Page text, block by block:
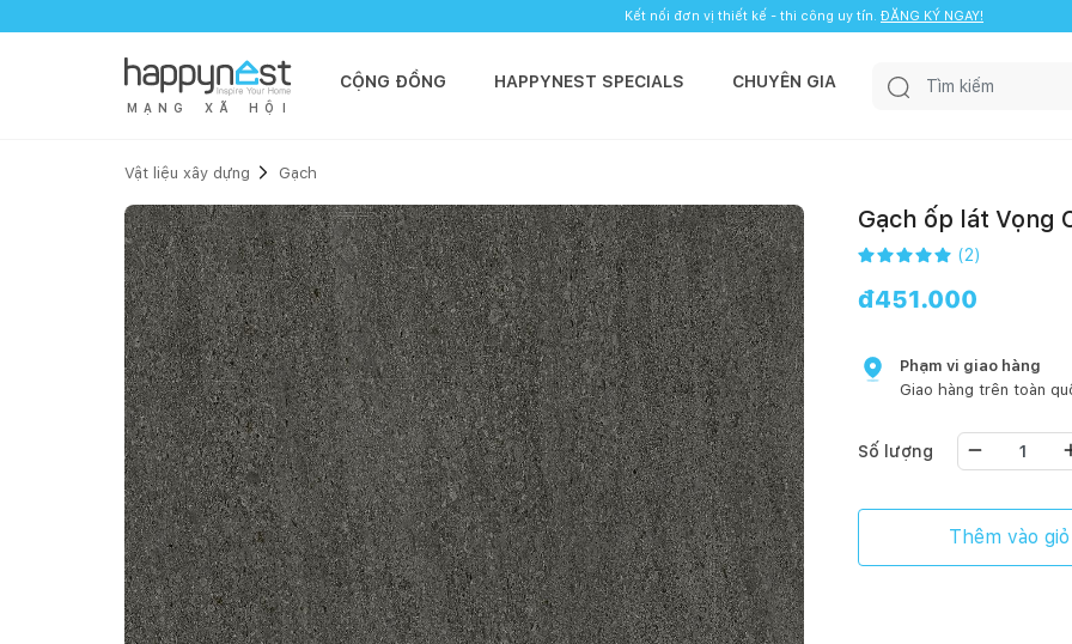
Kết nối đơn vị thiết kế - thi công uy tín. ĐĂNG KÝ NGAY!
M Ạ N G X Ã H Ộ I
CỘNG ĐỒNG HAPPYNEST SPECIALS CHUYÊN GIA
Vật liệu xây dựng Gạch
Gạch ốp lát Vọng
(2)
đ451.000
Phạm vi giao hàng
Giao hàng trên toàn
Số lượng
Thêm vào giỏ